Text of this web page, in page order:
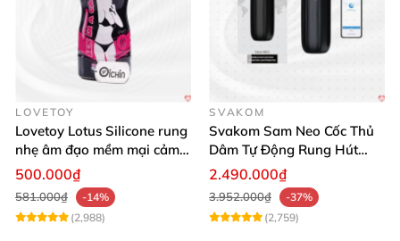
LOVETOY
Lovetoy Lotus Silicone rung
nhẹ âm đạo mềm mại cảm
giác thật
500.000₫
581.000₫
-14%
(2,988)
SVAKOM
Svakom Sam Neo Cốc Thủ
Dâm Tự Động Rung Hút
App Điều Khiển Xa
2.490.000₫
3.952.000₫
-37%
(2,759)